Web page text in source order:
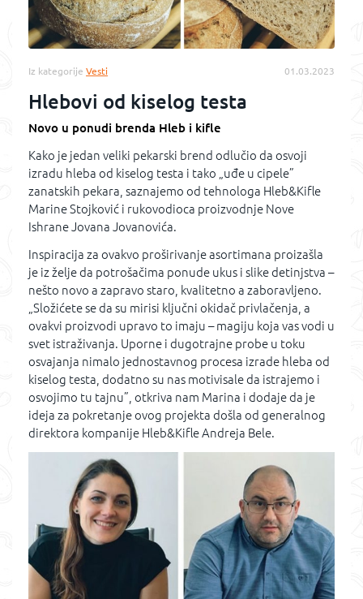
Iz kategorije Vesti 01.03.2023
Hlebovi od kiselog testa
Novo u ponudi brenda Hleb i kifle
Kako je jedan veliki pekarski brend odlučio da osvoji
izradu hleba od kiselog testa i tako „uđe u cipele”
zanatskih pekara, saznajemo od tehnologa Hleb&Kifle
Marine Stojković i rukovodioca proizvodnje Nove
Ishrane Jovana Jovanovića.
Inspiracija za ovakvo proširivanje asortimana proizašla
je iz želje da potrošačima ponude ukus i slike detinjstva –
nešto novo a zapravo staro, kvalitetno a zaboravljeno.
„Složićete se da su mirisi ključni okidač privlačenja, a
ovakvi proizvodi upravo to imaju – magiju koja vas vodi u
svet istraživanja. Uporne i dugotrajne probe u toku
osvajanja nimalo jednostavnog procesa izrade hleba od
kiselog testa, dodatno su nas motivisale da istrajemo i
osvojimo tu tajnu”, otkriva nam Marina i dodaje da je
ideja za pokretanje ovog projekta došla od generalnog
direktora kompanije Hleb&Kifle Andreja Bele.